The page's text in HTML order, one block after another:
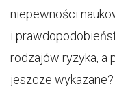
niepewności
i
rodzajów ryzyka, a
jeszcze